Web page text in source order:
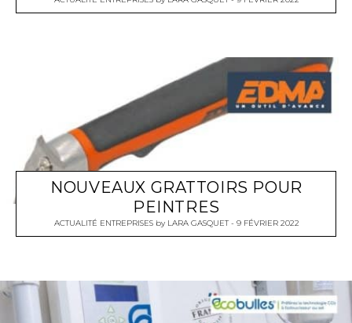
NOUVEAUX GRATTOIRS POUR
PEINTRES
ACTUALITÉ ENTREPRISESby LARA GASQUET 9 FÉVRIER 2022